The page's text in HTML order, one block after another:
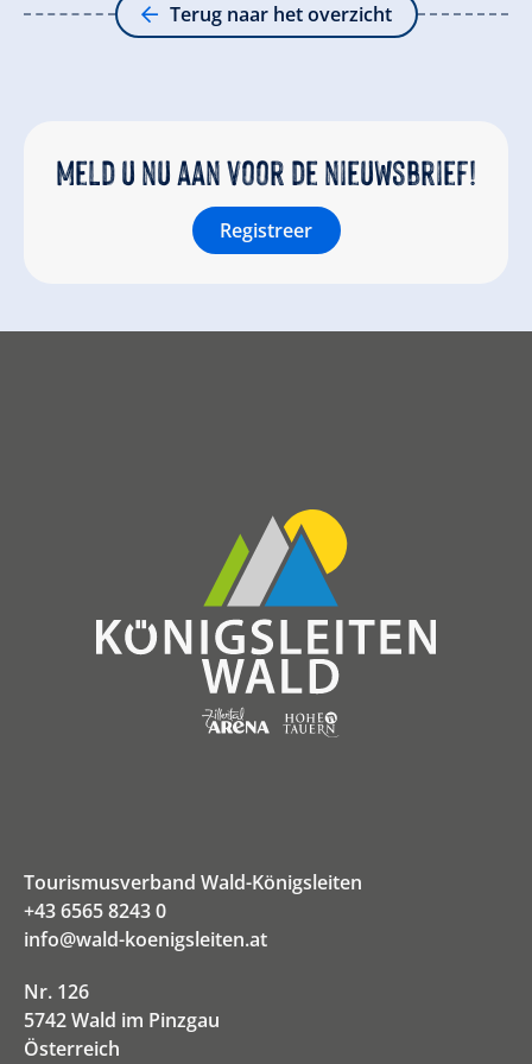
Terug naar het overzicht
Meld u nu aan voor de nieuwsbrief!
Registreer
Tourismusverband Wald-Königsleiten
+43 6565 8243 0
info@wald-koenigsleiten.at
Nr. 126
5742 Wald im Pinzgau
Österreich